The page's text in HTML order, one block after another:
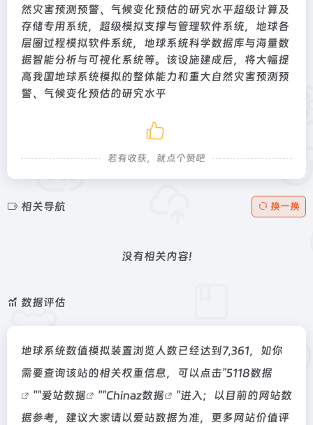
然灾害预测预警、气候变化预估的研究水平超级计算及
存储专用系统，超级模拟支撑与管理软件系统，地球各
层圈过程模拟软件系统，地球系统科学数据库与海量数
据智能分析与可视化系统等。该设施建成后，将大幅提
高我国地球系统模拟的整体能力和重大自然灾害预测预
警、气候变化预估的研究水平
若有收获，就点个赞吧
相关导航 换一换
没有相关内容!
数据评估
地球系统数值模拟装置浏览人数已经达到7,361，如你
需要查询该站的相关权重信息，可以点击"5118数据
""爱站数据 ""Chinaz数据
"进入；以目前的网站数
据参考，建议大家请以爱站数据为准，更多网站价值评